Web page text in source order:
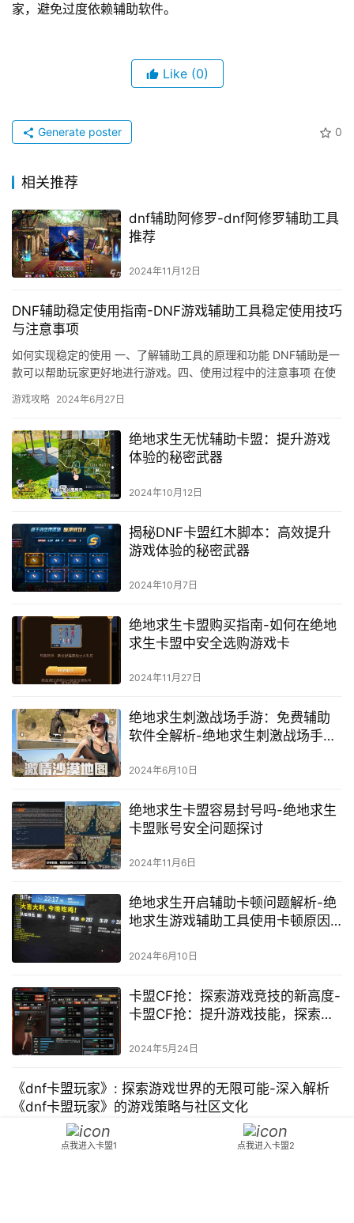
家，避免过度依赖辅助软件。
Like (0)
0
Generate poster
相关推荐
dnf辅助阿修罗-dnf阿修罗辅助工具
推荐
2024年11月12日
DNF辅助稳定使用指南-DNF游戏辅助工具稳定使用技巧
与注意事项
如何实现稳定的使用 一、了解辅助工具的原理和功能 DNF辅助是一
款可以帮助玩家更好地进行游戏。四、使用过程中的注意事项 在使
游戏攻略 2024年6月27日
绝地求生无忧辅助卡盟：提升游戏
体验的秘密武器
2024年10月12日
揭秘DNF卡盟红木脚本：高效提升
游戏体验的秘密武器
2024年10月7日
绝地求生卡盟购买指南-如何在绝地
求生卡盟中安全选购游戏卡
2024年11月27日
绝地求生刺激战场手游：免费辅助
软件全解析-绝地求生刺激战场手游
2024年6月10日
绝地求生卡盟容易封号吗-绝地求生
卡盟账号安全问题探讨
2024年11月6日
绝地求生开启辅助卡顿问题解析-绝
地求生游戏辅助工具使用卡顿原因
2024年6月10日
卡盟CF抢：探索游戏竞技的新高度-
卡盟CF抢：提升游戏技能，探索竞
2024年5月24日
《dnf卡盟玩家》: 探索游戏世界的无限可能-深入解析
《dnf卡盟玩家》的游戏策略与社区文化
卡盟玩家经常在游戏中进行卡牌交易。三、卡盟玩家的优势 提升游
戏体验。卡盟玩家通过与他人交易获取更强大的卡牌和装备。四、
点我进入卡盟1 点我进入卡盟2